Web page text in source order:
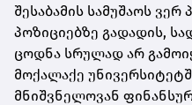
შესაბამის სამუშაოს
პოზიციებზე გადადის,
ცოდნა სრულად არ
მოქალაქე
მნიშვნელოვან